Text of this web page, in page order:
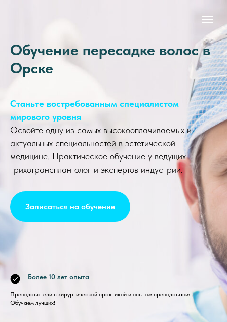
Обучение пересадке волос в
Орске
Станьте востребованным специалистом
мирового уровня
Освойте одну из самых высокооплачиваемых и
актуальных специальностей в эстетической
медицине. Практическое обучение у ведущих
трихотрансплантолог и экспертов индустрии.
Записаться на обучение
Более 10 лет опыта
Преподаватели с хирургической практикой и опытом преподавания.
Обучаем лучших!